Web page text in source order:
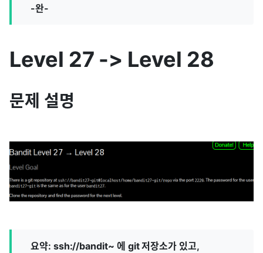
-완-
Level 27 -> Level 28
문제 설명
요약: ssh://bandit~ 에 git 저장소가 있고,